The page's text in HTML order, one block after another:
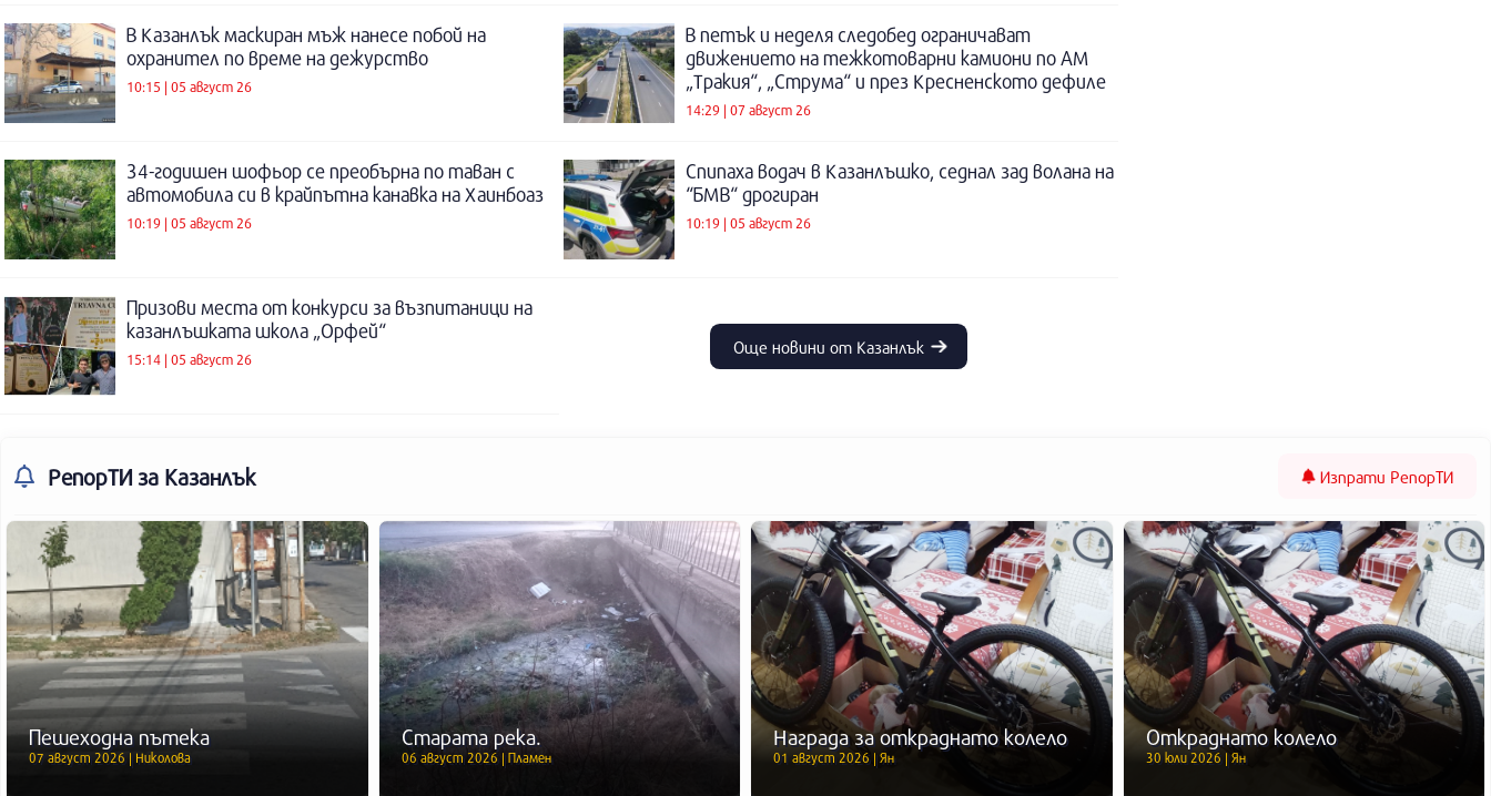
В Казанлък маскиран мъж нанесе побой на
охранител по време на дежурство
10:15 | 05 август 26
В петък и неделя следобед ограничават
движението на тежкотоварни камиони по АМ
„Тракия“, „Струма“ и през Кресненското дефиле
14:29 | 07 август 26
34-годишен шофьор се преобърна по таван с
автомобила си в крайпътна канавка на Хаинбоаз
10:19 | 05 август 26
Спипаха водач в Казанлъшко, седнал зад волана на
“БМВ“ дрогиран
10:19 | 05 август 26
Призови места от конкурси за възпитаници на
казанлъшката школа „Орфей“
15:14 | 05 август 26
Още новини от Казанлък
РепорТИ за Казанлък Изпрати РепорТИ
Пешеходна пътека
07 август 2026 | Николова
Старата река.
06 август 2026 | Пламен
Награда за откраднато колело
01 август 2026 | Ян
Откраднато колело
30 юли 2026 | Ян